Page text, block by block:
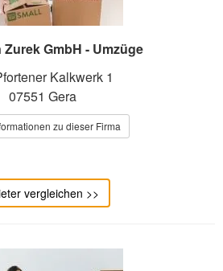
GmbH - Umzüge
Kalkwerk 1
07551 Gera
zu dieser Firma
vergleichen >>